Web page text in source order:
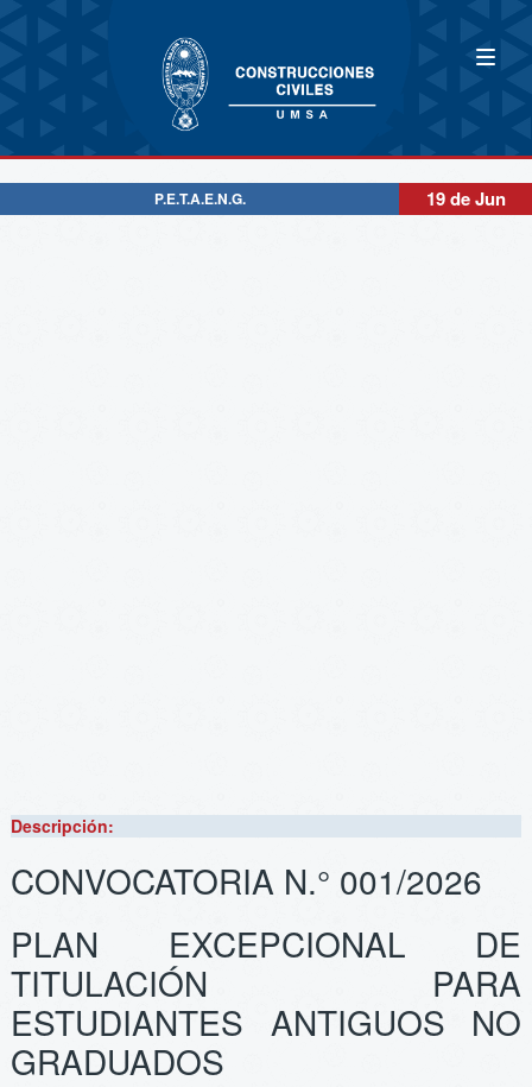
P.E.T.A.E.N.G. 19 de Jun
Descripción:
CONVOCATORIA N.° 001/2026
PLAN EXCEPCIONAL DE
TITULACIÓN PARA
ESTUDIANTES ANTIGUOS NO
GRADUADOS